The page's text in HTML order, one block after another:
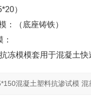
）
：（底座铸铁）
冻模模套用于混凝土快